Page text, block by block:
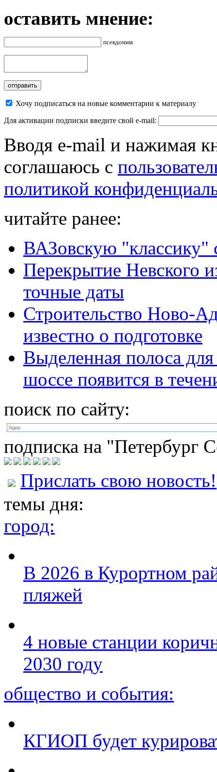
оставить мнение:
псевдоним
Хочу подписаться на новые комментарии к материалу
Для активации подписки введите свой e-mail:
Вводя e-mail и нажимая
соглашаюсь с
политикой
читайте ранее:
ВАЗовскую "классику"
Перекрытие Невского
точные даты
Строительство Ново-
известно о подготовке
Выделенная полоса
шоссе появится в
поиск по сайту:
подписка на "Петербург
Прислать свою новость!
темы дня:
город:
В 2026 в Курортном
пляжей
4 новые станции
2030 году
общество и события:
КГИОП будет